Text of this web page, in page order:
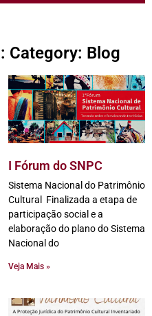
Category: Blog
I Fórum do SNPC
Sistema Nacional do Patrimônio
Cultural Finalizada a etapa de
participação social e a
elaboração do plano do Sistema
Nacional do
Veja Mais »